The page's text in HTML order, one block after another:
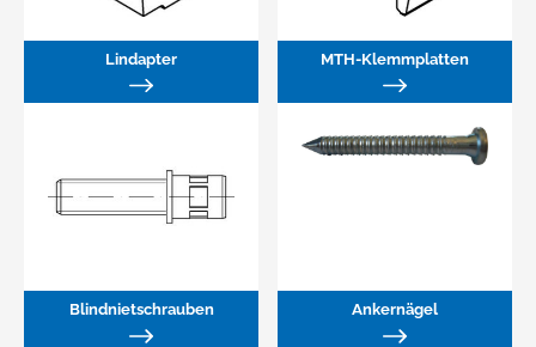
Lindapter MTH-Klemmplatten
Blindnietschrauben Ankernägel